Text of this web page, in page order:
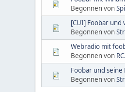
Begonnen von
[CUI] Foobar und
Begonnen von
Webradio mit
Begonnen von
Foobar und
Begonnen von